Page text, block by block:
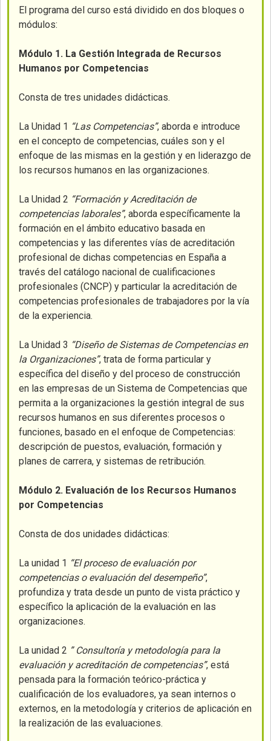
El programa del curso está dividido en dos bloques o
módulos:
Módulo 1. La Gestión Integrada de Recursos
Humanos por Competencias
Consta de tres unidades didácticas.
La Unidad 1 “Las Competencias”, aborda e introduce
en el concepto de competencias, cuáles son y el
enfoque de las mismas en la gestión y en liderazgo de
los recursos humanos en las organizaciones.
La Unidad 2 “Formación y Acreditación de
competencias laborales”, aborda específicamente la
formación en el ámbito educativo basada en
competencias y las diferentes vías de acreditación
profesional de dichas competencias en España a
través del catálogo nacional de cualificaciones
profesionales (CNCP) y particular la acreditación de
competencias profesionales de trabajadores por la vía
de la experiencia.
La Unidad 3 “Diseño de Sistemas de Competencias en
la Organizaciones”, trata de forma particular y
específica del diseño y del proceso de construcción
en las empresas de un Sistema de Competencias que
permita a la organizaciones la gestión integral de sus
recursos humanos en sus diferentes procesos o
funciones, basado en el enfoque de Competencias:
descripción de puestos, evaluación, formación y
planes de carrera, y sistemas de retribución.
Módulo 2. Evaluación de los Recursos Humanos
por Competencias
Consta de dos unidades didácticas:
La unidad 1 “El proceso de evaluación por
competencias o evaluación del desempeño”,
profundiza y trata desde un punto de vista práctico y
específico la aplicación de la evaluación en las
organizaciones.
La unidad 2 ” Consultoría y metodología para la
evaluación y acreditación de competencias”, está
pensada para la formación teórico-práctica y
cualificación de los evaluadores, ya sean internos o
externos, en la metodología y criterios de aplicación en
la realización de las evaluaciones.